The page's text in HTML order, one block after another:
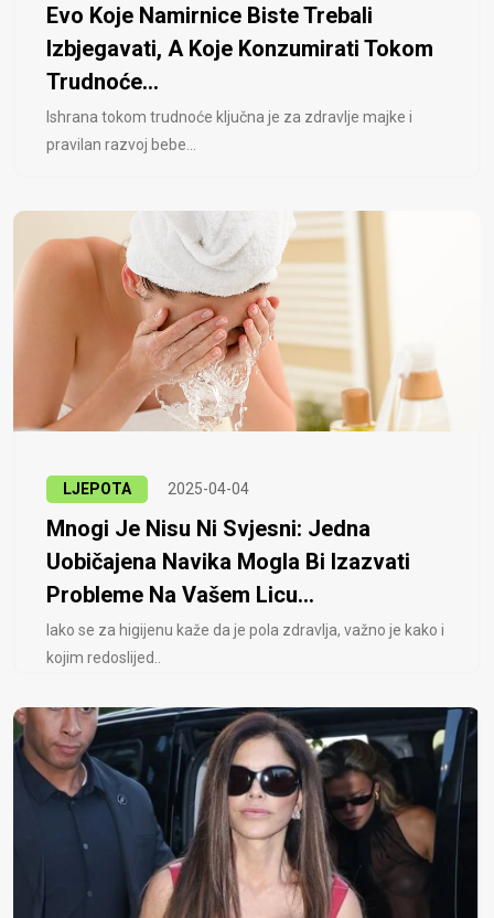
Evo Koje Namirnice Biste Trebali
Izbjegavati, A Koje Konzumirati Tokom
Trudnoće...
Ishrana tokom trudnoće ključna je za zdravlje majke i
pravilan razvoj bebe...
LJEPOTA 2025-04-04
Mnogi Je Nisu Ni Svjesni: Jedna
Uobičajena Navika Mogla Bi Izazvati
Probleme Na Vašem Licu...
Iako se za higijenu kaže da je pola zdravlja, važno je kako i
kojim redoslijed..